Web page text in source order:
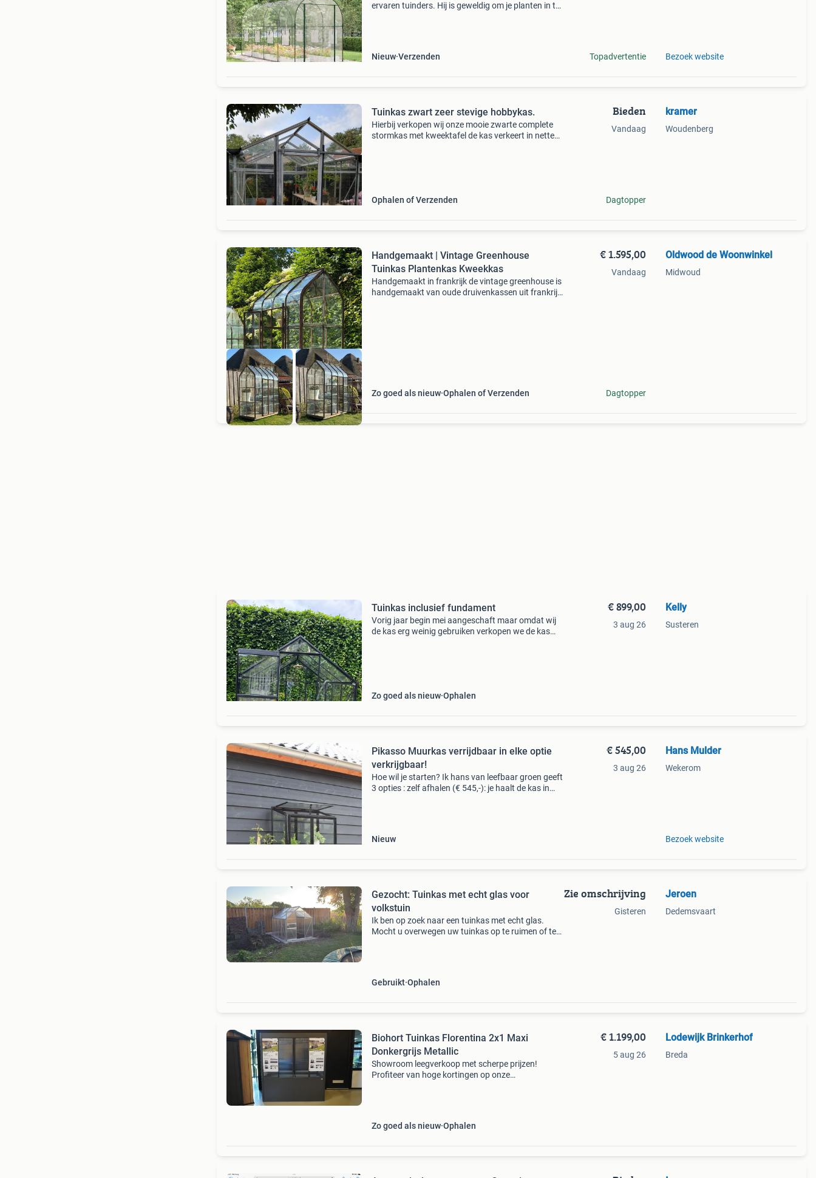
ervaren tuinders. Hij is geweldig om je planten in te
Nieuw Verzenden Topadvertentie Bezoek website
Tuinkas zwart zeer stevige hobbykas.
Hierbij verkopen wij onze mooie zwarte complete
stormkas met kweektafel de kas verkeert in nette
Ophalen of Verzenden
Bieden
Vandaag
Dagtopper
kramer
Woudenberg
Handgemaakt | Vintage Greenhouse
Tuinkas Plantenkas Kweekkas
Handgemaakt in frankrijk de vintage greenhouse is
handgemaakt van oude druivenkassen uit frankrijk
Zo goed als nieuw Ophalen of Verzenden
€ 1.595,00
Vandaag
Dagtopper
Oldwood de Woonwinkel
Midwoud
Tuinkas inclusief fundament
Vorig jaar begin mei aangeschaft maar omdat wij
de kas erg weinig gebruiken verkopen we de kas
Zo goed als nieuw Ophalen
€ 899,00
3 aug 26
Kelly
Susteren
Pikasso Muurkas verrijdbaar in elke optie
verkrijgbaar!
Hoe wil je starten? Ik hans van leefbaar groen geeft
3 opties : zelf afhalen (€ 545,-): je haalt de kas in
Nieuw
€ 545,00
3 aug 26
Hans Mulder
Wekerom
Bezoek website
Gezocht: Tuinkas met echt glas voor
volkstuin
Ik ben op zoek naar een tuinkas met echt glas.
Mocht u overwegen uw tuinkas op te ruimen of te
Gebruikt Ophalen
Zie omschrijving
Gisteren
Jeroen
Dedemsvaart
Biohort Tuinkas Florentina 2x1 Maxi
Donkergrijs Metallic
Showroom leegverkoop met scherpe prijzen!
Profiteer van hoge kortingen op onze
Zo goed als nieuw Ophalen
€ 1.199,00
5 aug 26
Lodewijk Brinkerhof
Breda